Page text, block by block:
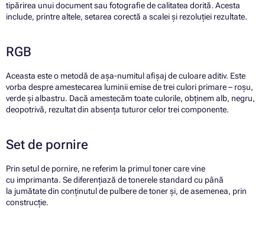
tipărirea unui document sau fotografie de calitatea dorită. Acesta
include, printre altele, setarea corectă a scalei și rezoluției rezultate.
RGB
Aceasta este o metodă de așa-numitul afișaj de culoare aditiv. Este
vorba despre amestecarea luminii emise de trei culori primare – roșu,
verde și albastru. Dacă amestecăm toate culorile, obținem alb, negru,
deopotrivă, rezultat din absența tuturor celor trei componente.
Set de pornire
Prin setul de pornire, ne referim la primul toner care vine
cu imprimanta. Se diferențiază de tonerele standard cu până
la jumătate din conținutul de pulbere de toner și, de asemenea, prin
construcție.